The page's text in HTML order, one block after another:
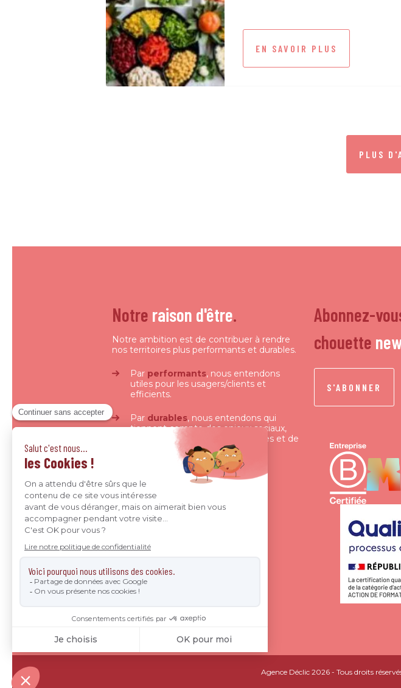
EN SAVOIR PLUS
PLUS
Notre raison d'être.
Notre ambition est de contribuer à rendre
nos territoires plus performants et durables.
Par performants, nous entendons
utiles pour les usagers/clients et
efficients.
Par durables, nous entendons qui
tiennent compte des enjeux sociaux,
environnementaux, économiques et de
gouvernance, dans une logique
d’intérêt général.
Abonnez-
chouette
S'ABONNER
Agence Déclic 2026 - Tous droits